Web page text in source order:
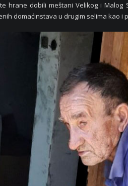
hrane dobili meštani Velikog i
domaćinstava u drugim selima kao i